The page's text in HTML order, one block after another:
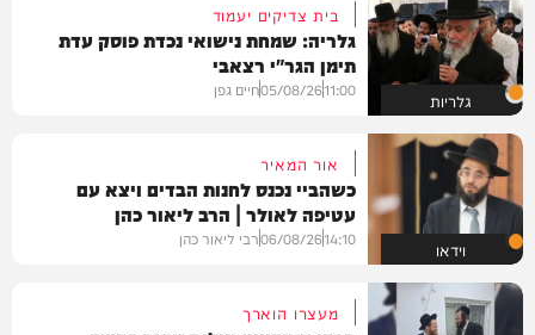
גלריות
בית צדיקים יעמוד
גלריה: שמחת נישואי נכדת פוסק עדת
תימן הגר"י רצאבי
11:00
05/08/26חיים גפן
וידאו
אור המאיר
כשהביי נכנס לחנות הבדים ויצא עם
עטיפה לאולר | הרב ליאור כהן
14:10
06/08/26רבי ליאור כהן
מעצרו הוארך